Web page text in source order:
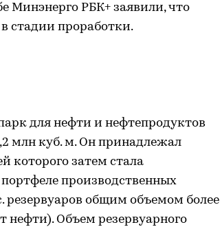
Минэнерго РБК+ заявили, что
стадии проработки.
для нефти и нефтепродуктов
млн куб. м. Он принадлежал
которого затем стала
производственных
резервуаров общим объемом более
нефти). Объем резервуарного